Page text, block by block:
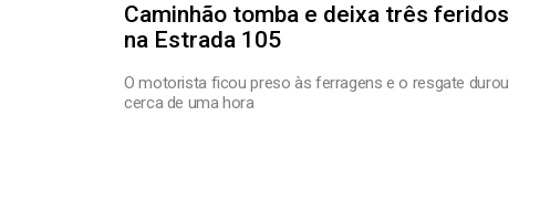
Caminhão tomba e deixa três feridos
na Estrada 105
O motorista ficou preso às ferragens e o resgate durou
cerca de uma hora